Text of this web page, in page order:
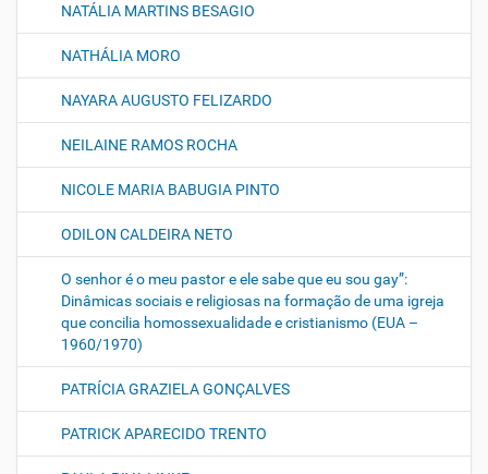
NATÁLIA MARTINS BESAGIO
NATHÁLIA MORO
NAYARA AUGUSTO FELIZARDO
NEILAINE RAMOS ROCHA
NICOLE MARIA BABUGIA PINTO
ODILON CALDEIRA NETO
O senhor é o meu pastor e ele sabe que eu sou gay”:
Dinâmicas sociais e religiosas na formação de uma igreja
que concilia homossexualidade e cristianismo (EUA –
1960/1970)
PATRÍCIA GRAZIELA GONÇALVES
PATRICK APARECIDO TRENTO